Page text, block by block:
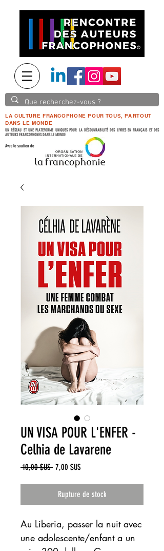
LA CULTURE FRANCOPHONE POUR TOUS, PARTOUT
DANS LE MONDE
UN RÉSEAU ET UNE PLATEFORME UNIQUES POUR LA DÉCOUVRABILITÉ DES LIVRES EN FRANÇAIS ET DES
AUTEURS FRANCOPHONES DANS LE MONDE
Avec le soutien de
UN VISA POUR L'ENFER -
Celhia de Lavarene
10,00 $US Prix
7,00 $US
Rupture de stock
Au Liberia, passer la nuit avec
une adolescente/enfant a un